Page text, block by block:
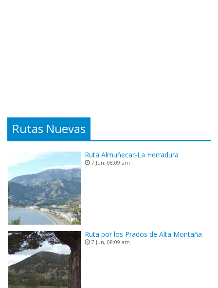
Rutas Nuevas
Ruta Almuñecar-La Herradura
7 Jun, 08:09 am
Ruta por los Prados de Alta Montaña
7 Jun, 08:09 am